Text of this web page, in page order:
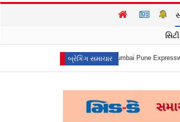
બ્રેકિંગ સમાચાર
Mumbai Pune Expressway Accident :